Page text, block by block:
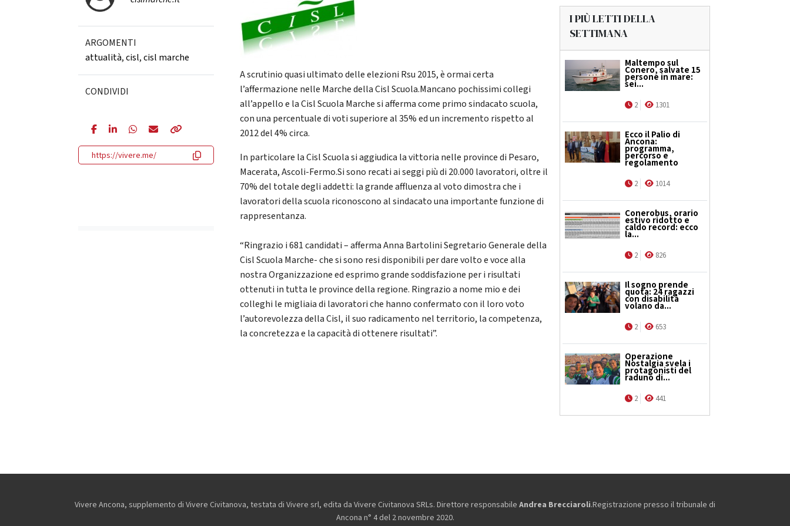
ARGOMENTI
attualità,cisl,cisl marche
CONDIVIDI
https://vivere.me/
A scrutinio quasi ultimato delle elezioni Rsu 2015, è ormai certa
l’affermazione nelle Marche della Cisl Scuola.Mancano pochissimi collegi
all’appello e la Cisl Scuola Marche si afferma come primo sindacato scuola,
con una percentuale di voti superiore al 35% ed un incremento rispetto al
2012 del 4% circa.
In particolare la Cisl Scuola si aggiudica la vittoria nelle province di Pesaro,
Macerata, Ascoli-Fermo.Si sono recati ai seggi più di 20.000 lavoratori, oltre il
70% del totale degli addetti: la grande affluenza al voto dimostra che i
lavoratori della scuola riconoscono al sindacato una importante funzione di
rappresentanza.
“Ringrazio i 681 candidati – afferma Anna Bartolini Segretario Generale della
Cisl Scuola Marche- che si sono resi disponibili per dare volto e voce alla
nostra Organizzazione ed esprimo grande soddisfazione per i risultati
ottenuti in tutta le province della regione. Ringrazio a nome mio e dei
colleghi le migliaia di lavoratori che hanno confermato con il loro voto
l’autorevolezza della Cisl, il suo radicamento nel territorio, la competenza,
la concretezza e la capacità di ottenere risultati”.
I PIÙ LETTI DELLA
SETTIMANA
Maltempo sul
Conero, salvate 15
persone in mare:
sei...
2 1301
Ecco il Palio di
Ancona:
programma,
percorso e
regolamento
2 1014
Conerobus, orario
estivo ridotto e
caldo record: ecco
la...
2 826
Il sogno prende
quota: 24 ragazzi
con disabilità
volano da...
2 653
Operazione
Nostalgia svela i
protagonisti del
raduno di...
2 441
Vivere Ancona, supplemento di Vivere Civitanova, testata di Vivere srl, edita da Vivere Civitanova SRLs. Direttore responsabile Andrea Brecciaroli.Registrazione presso il tribunale di
Ancona n° 4 del 2 novembre 2020.